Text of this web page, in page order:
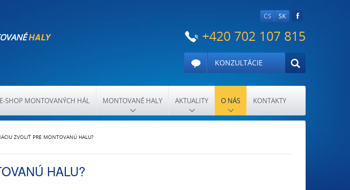
HALY
CS SK
+420 702 107 815
KONZULTÁCIE
E-SHOP MONTOVANÝCH HÁL MONTOVANÉ HALY AKTUALITY O NÁS KONTAKTY
ZVOLIŤ PRE MONTOVANÚ HALU?
HALU?